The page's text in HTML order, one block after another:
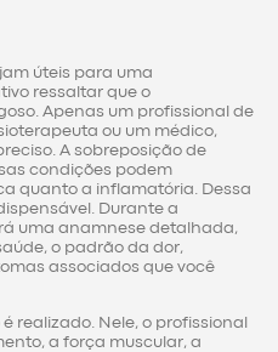
úteis para uma
ressaltar que o
Apenas um profissional de
ou um médico,
A sobreposição de
condições podem
quanto a inflamatória. Dessa
Durante a
uma anamnese detalhada,
o padrão da dor,
associados que você
realizado. Nele, o profissional
a força muscular, a